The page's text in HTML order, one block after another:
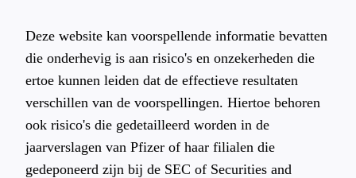
Deze website kan voorspellende informatie bevatten
die onderhevig is aan risico's en onzekerheden die
ertoe kunnen leiden dat de effectieve resultaten
verschillen van de voorspellingen. Hiertoe behoren
ook risico's die gedetailleerd worden in de
jaarverslagen van Pfizer of haar filialen die
gedeponeerd zijn bij de SEC of Securities and